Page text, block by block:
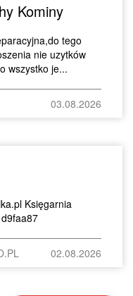
Kominy
tego
nie uzytków
wszystko je...
03.08.2026
Księgarnia
02.08.2026